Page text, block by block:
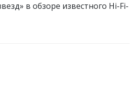
в обзоре известного Hi-Fi-